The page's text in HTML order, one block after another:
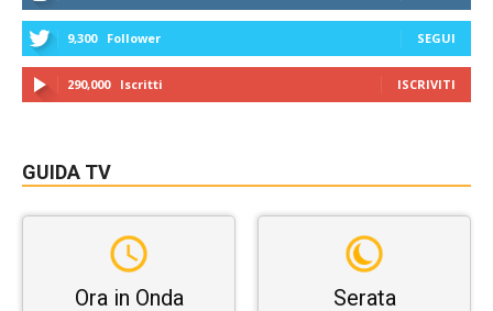
9,300 Follower SEGUI
290,000 Iscritti ISCRIVITI
GUIDA TV
Ora in Onda Serata